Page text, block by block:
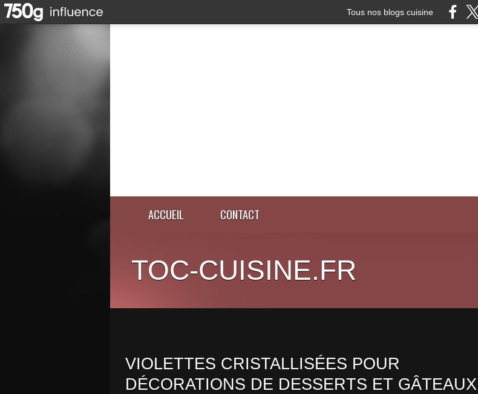
Tous nos blogs cuisine
ACCUEIL CONTACT
TOC-CUISINE.FR
VIOLETTES CRISTALLISÉES POUR
DÉCORATIONS DE DESSERTS ET GÂTEAUX